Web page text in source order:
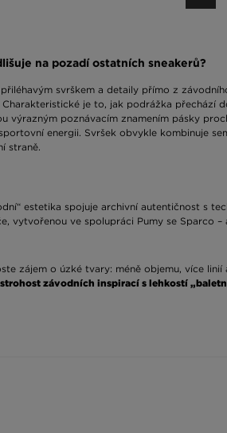
na pozadí ostatních sneakerů?
svrškem a detaily přímo z
je to, jak podrážka
výrazným poznávacím znamením pásky
energii. Svršek obvykle kombinuje
straně.
estetika spojuje archivní autentičnost s
vytvořenou ve spolupráci Pumy se Sparco
zájem o úzké tvary: méně objemu, více linií
závodních inspirací s lehkostí